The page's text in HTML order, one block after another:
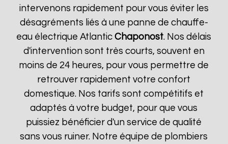
intervenons rapidement pour vous éviter les
désagréments liés à une panne de chauffe-
eau électrique AtlanticChaponost. Nos délais
d'intervention sont très courts, souvent en
moins de 24 heures, pour vous permettre de
retrouver rapidement votre confort
domestique. Nos tarifs sont compétitifs et
adaptés à votre budget, pour que vous
puissiez bénéficier d'un service de qualité
sans vous ruiner. Notre équipe de plombiers